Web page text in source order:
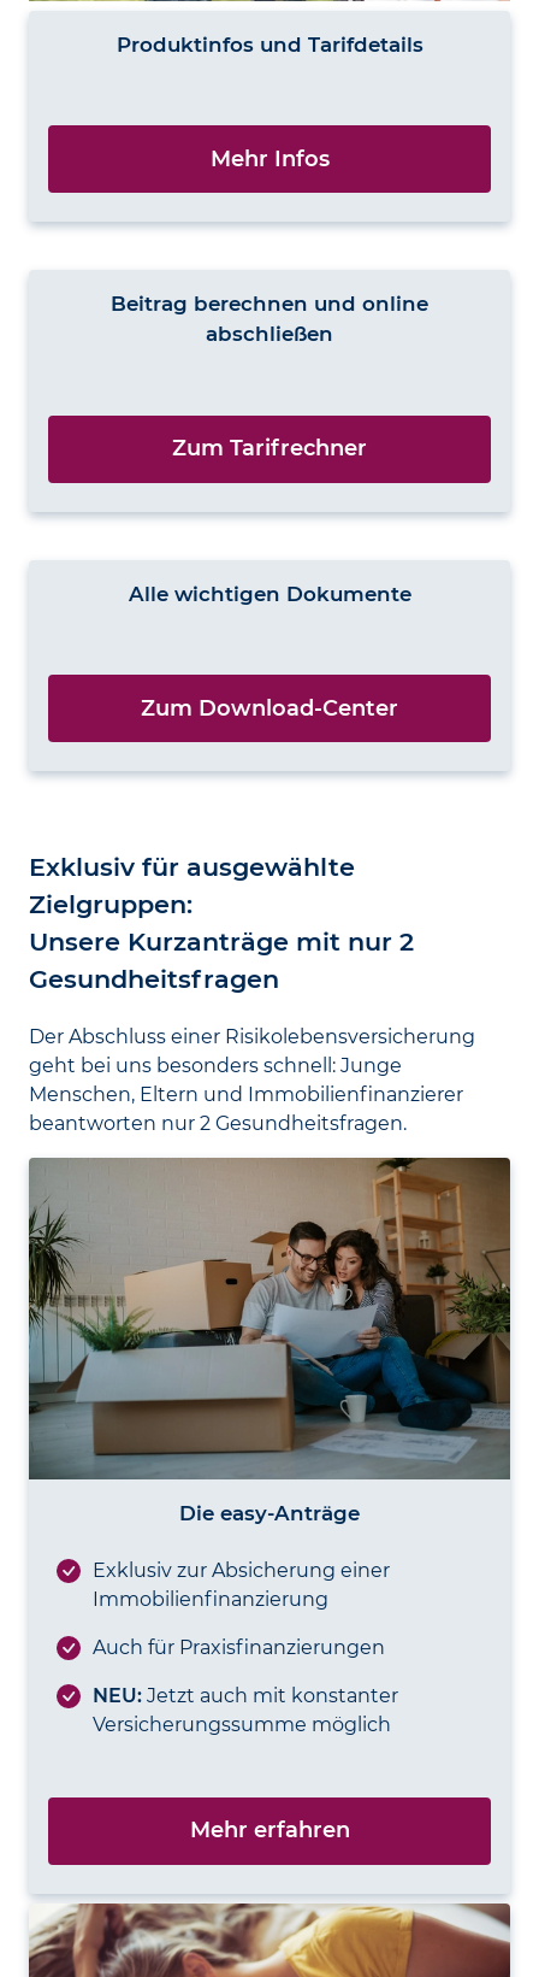
Produktinfos und Tarifdetails
Mehr Infos
Beitrag berechnen und online
abschließen
Zum Tarifrechner
Alle wichtigen Dokumente
Zum Download-Center
Exklusiv für ausgewählte
Zielgruppen:
Unsere Kurzanträge mit nur 2
Gesundheitsfragen
Der Abschluss einer Risikolebensversicherung
geht bei uns besonders schnell: Junge
Menschen, Eltern und Immobilienfinanzierer
beantworten nur 2 Gesundheitsfragen.
Die easy-Anträge
Exklusiv zur Absicherung einer
Immobilien­finanzierung
Auch für Praxis­finanzierungen
NEU: Jetzt auch mit konstanter
Versicherungssumme möglich
Mehr erfahren